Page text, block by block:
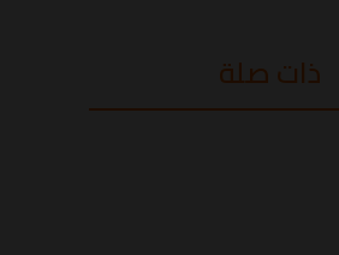
ذات صلة